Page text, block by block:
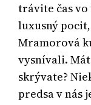
trávite čas vo
luxusný
Mramorová
vysnívali.
skrývate?
predsa v nás